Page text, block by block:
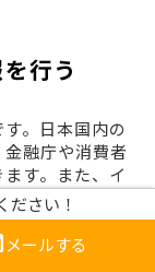
行う
。日本国内の
融庁や消費者
す。また、イ
警察のサイバ
です。早期に
拡大を防ぐこ
ださい！
メールする